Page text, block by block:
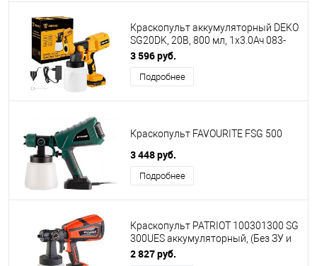
Краскопульт аккумуляторный DEKO
SG20DK, 20В, 800 мл, 1x3.0Ач 083-
1133
3 596 руб.
Подробнее
Краскопульт FAVOURITE FSG 500
3 448 руб.
Подробнее
Краскопульт PATRIOT 100301300 SG
300UES аккумуляторный, (Без ЗУ и
АКБ), 1,0л
2 827 руб.